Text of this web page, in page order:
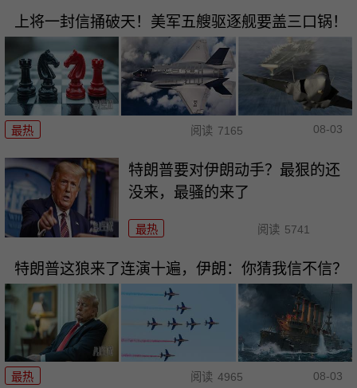
上将一封信捅破天！美军五艘驱逐舰要盖三口锅！
最热 阅读 7165 08-03
特朗普要对伊朗动手？最狠的还
没来，最骚的来了
最热 阅读 5741
特朗普这狼来了连演十遍，伊朗：你猜我信不信？
最热 阅读 4965 08-03